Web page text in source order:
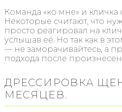
Команда «ко мне» и кличка
Некоторые считают, что
просто реагировал на
услышав её. Но так как в
— не заморачивайтесь, а
подхода после
ДРЕССИРОВКА
МЕСЯЦЕВ.